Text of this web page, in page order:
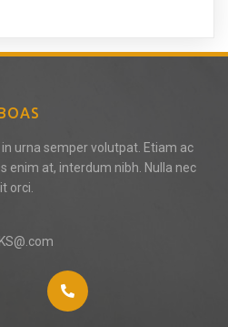
urna semper volutpat. Etiam ac
enim at, interdum nibh. Nulla nec
orci.